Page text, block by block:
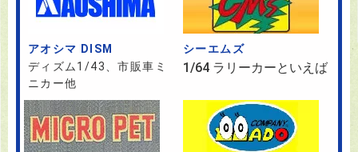
アオシマ DISM
ディズム1/43、市販車ミ
ニカー他
シーエムズ
1/64 ラリーカーといえば